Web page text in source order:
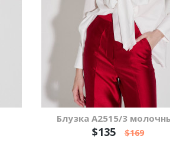
Блузка А2515/3
$135 $169